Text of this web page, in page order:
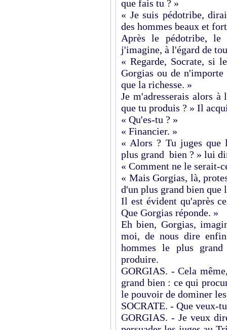
que fais tu ? »
« Je suis pédotribe,
des hommes beaux et
Après le pédotribe,
j'imagine, à l'égard de
« Regarde, Socrate, si
Gorgias ou de
que la richesse. »
Je m'adresserais alors
que tu produis ? » Il
« Qu'es-tu ? »
« Financier. »
« Alors ? Tu juges que
plus grand bien ? » lui
« Comment ne le serait-
« Mais Gorgias, là,
d'un plus grand bien
Il est évident qu'après
Que Gorgias réponde. »
Eh bien, Gorgias,
moi, de nous dire
hommes le plus
produire.
GORGIAS. - Cela
grand bien : ce qui
le pouvoir de dominer
SOCRATE. - Que veux-
GORGIAS. - Je veux